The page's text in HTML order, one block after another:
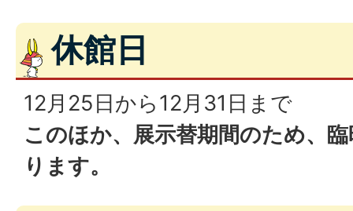
休館日
12月25日から12月31日まで
このほか、展示替期間のため、
ります。